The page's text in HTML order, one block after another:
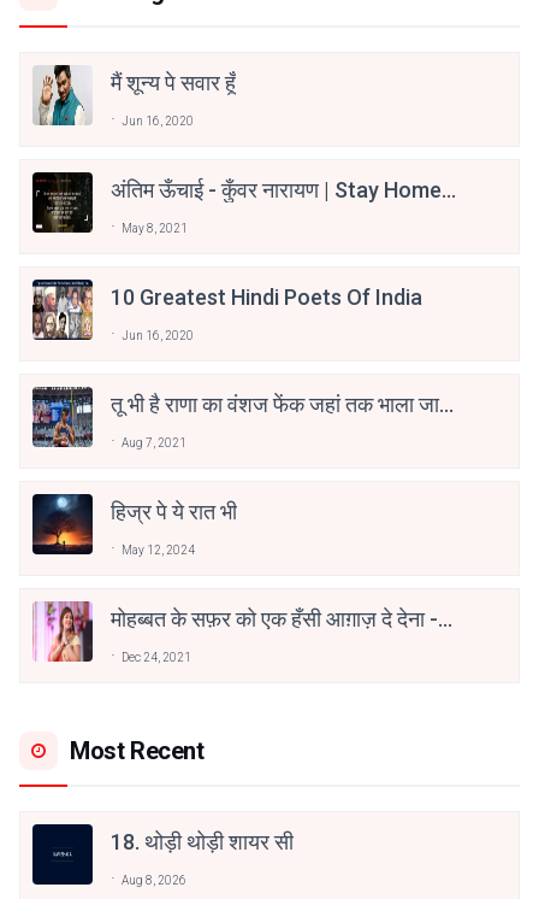
मैं शून्य पे सवार हूँ
Jun 16, 2020
अंतिम ऊँचाई - कुँवर नारायण | Stay Home
May 8, 2021
10 Greatest Hindi Poets Of India
Jun 16, 2020
तू भी है राणा का वंशज फेंक जहां तक भाला जाए:
Aug 7, 2021
हिज्र पे ये रात भी
May 12, 2024
मोहब्बत के सफ़र को एक हँसी आग़ाज़ दे देना -
Dec 24, 2021
Most Recent
18. थोड़ी थोड़ी शायर सी
Aug 8, 2026